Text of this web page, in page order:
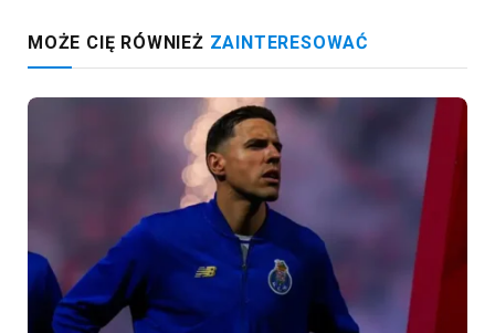
MOŻE CIĘ RÓWNIEŻ ZAINTERESOWAĆ